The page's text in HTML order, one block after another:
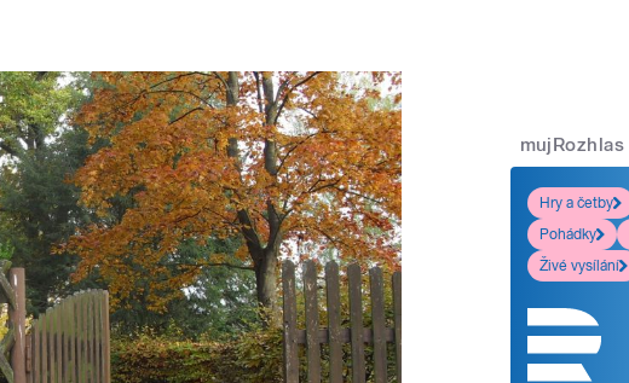
mujRozhlas
Hry a četby
Pohádky
Živé vysílání